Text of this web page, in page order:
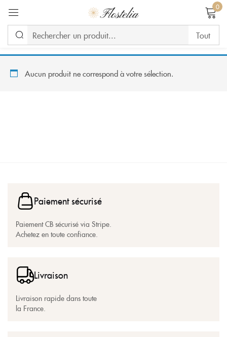
0
Aucun produit ne correspond à votre sélection.
Paiement sécurisé
Paiement CB sécurisé via Stripe.
Achetez en toute confiance.
Livraison
Livraison rapide dans toute
la France.
Se connecter